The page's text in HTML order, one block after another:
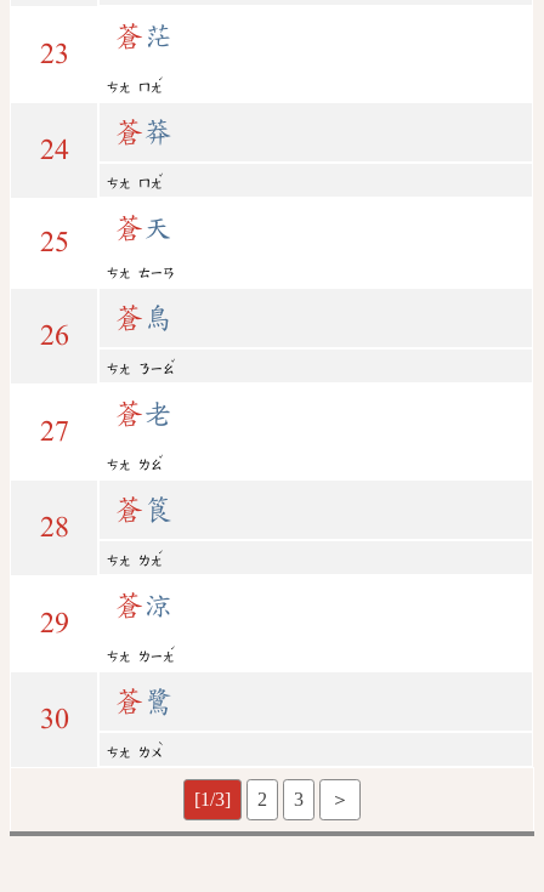
23
蒼 茫
ㄘㄤ ㄇㄤ
ˊ
24
蒼莽
ㄘㄤ ㄇㄤ
ˇ
25 蒼天
ㄘㄤ ㄊㄧㄢ
26
蒼 鳥
ㄘㄤ ㄋㄧㄠ
ˇ
27
蒼老
ㄘㄤ ㄌㄠ
ˇ
28
蒼 筤
ㄘㄤ ㄌㄤ
ˊ
29
蒼涼
ㄘㄤ ㄌㄧㄤ
ˊ
30
蒼 鷺
ㄘㄤ ㄌㄨ
ˋ
[1/3] 2 3 ＞